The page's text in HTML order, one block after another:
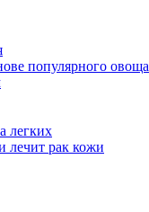
популярного овоща
легких
лечит рак кожи